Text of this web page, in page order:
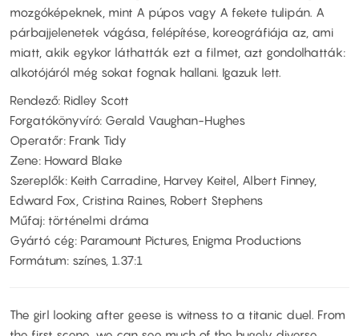
mozgóképeknek, mint A púpos vagy A fekete tulipán. A
párbajjelenetek vágása, felépítése, koreográfiája az, ami
miatt, akik egykor láthatták ezt a filmet, azt gondolhatták:
alkotójáról még sokat fognak hallani. Igazuk lett.
Rendező: Ridley Scott
Forgatókönyvíró: Gerald Vaughan-Hughes
Operatőr: Frank Tidy
Zene: Howard Blake
Szereplők: Keith Carradine, Harvey Keitel, Albert Finney,
Edward Fox, Cristina Raines, Robert Stephens
Műfaj: történelmi dráma
Gyártó cég: Paramount Pictures, Enigma Productions
Formátum: színes, 1.37:1
The girl looking after geese is witness to a titanic duel. From